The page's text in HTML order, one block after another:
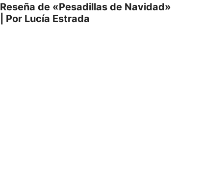
Reseña de «Pesadillas de Navidad»
| Por Lucía Estrada